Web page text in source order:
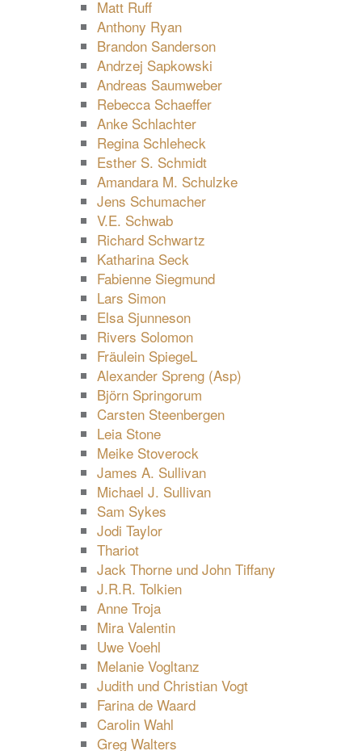
Matt Ruff
Anthony Ryan
Brandon Sanderson
Andrzej Sapkowski
Andreas Saumweber
Rebecca Schaeffer
Anke Schlachter
Regina Schleheck
Esther S. Schmidt
Amandara M. Schulzke
Jens Schumacher
V.E. Schwab
Richard Schwartz
Katharina Seck
Fabienne Siegmund
Lars Simon
Elsa Sjunneson
Rivers Solomon
Fräulein SpiegeL
Alexander Spreng (Asp)
Björn Springorum
Carsten Steenbergen
Leia Stone
Meike Stoverock
James A. Sullivan
Michael J. Sullivan
Sam Sykes
Jodi Taylor
Thariot
Jack Thorne und John Tiffany
J.R.R. Tolkien
Anne Troja
Mira Valentin
Uwe Voehl
Melanie Vogltanz
Judith und Christian Vogt
Farina de Waard
Carolin Wahl
Greg Walters